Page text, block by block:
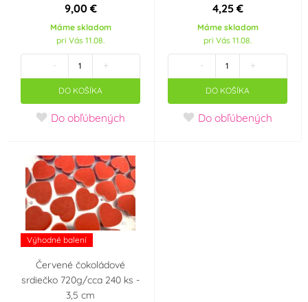
Žlutá (0)
Materiál
Výrobce deklaruje
Neobsahuje palmový
olej (0)
Party téma
Srdce - Valentýn
9,00 €
Máme skladom
pri Vás 11.08.
- +
DO KOŠÍKA
Do obľúbených
4,25 €
Máme skladom
pri Vás 11.08.
- +
DO KOŠÍKA
Do obľúbených
Výhodné balení
Červené čokoládové
srdiečko 720g/cca 240 ks -
3,5 cm